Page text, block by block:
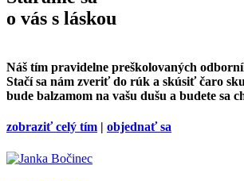
o vás s láskou
Náš tím pravidelne preškolovaných
Stačí sa nám zveriť do rúk a skúsiť čaro
bude balzamom na vašu dušu a budete sa
zobraziť celý tím | objednať sa